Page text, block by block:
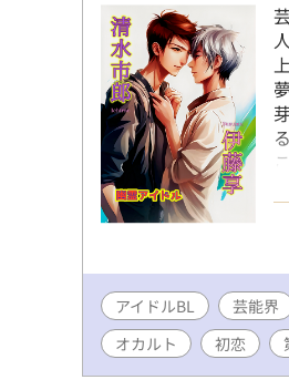
アイドルBL 芸能界
オカルト
初恋